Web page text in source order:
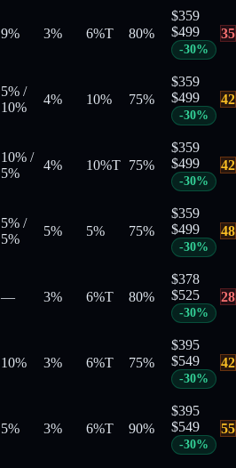
9% 3% 6%T 80%
$359
$499
-30%
35
5% /
10%
4% 10% 75%
$359
$499
-30%
42
10% /
5%
4% 10%T 75%
$359
$499
-30%
42
5% /
5%
5% 5% 75%
$359
$499
-30%
48
— 3% 6%T 80%
$378
$525
-30%
28
10% 3% 6%T 75%
$395
$549
-30%
42
5% 3% 6%T 90%
$395
$549
-30%
55